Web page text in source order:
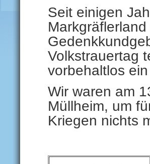
Seit einigen
Volkstrauertag
vorbehaltlos
Wir waren am
Müllheim, um
Kriegen nichts